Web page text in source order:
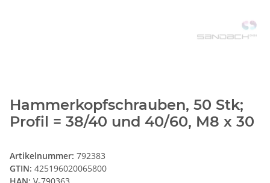
Hammerkopfschrauben, 50 Stk;
Profil = 38/40 und 40/60, M8 x 30
Artikelnummer: 792383
GTIN: 425196020065800